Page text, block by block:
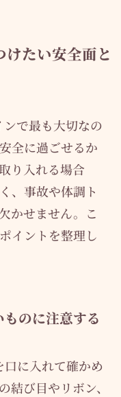
けたい安全面と
で最も大切なの
全に過ごせるか
り入れる場合
、事故や体調ト
かせません。こ
イントを整理し
のに注意する
に入れて確かめ
結び目やリボン、